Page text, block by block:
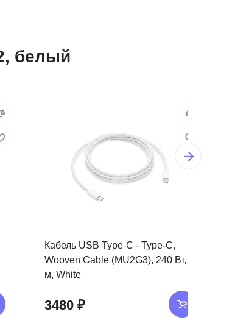
белый
Кабель USB Type-C - Type-C,
Wooven Cable (MU2G3), 240 Вт, 2
м, White
3480 ₽